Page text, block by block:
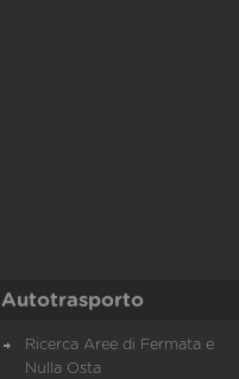
Autotrasporto
Ricerca Aree di Fermata e
Nulla Osta